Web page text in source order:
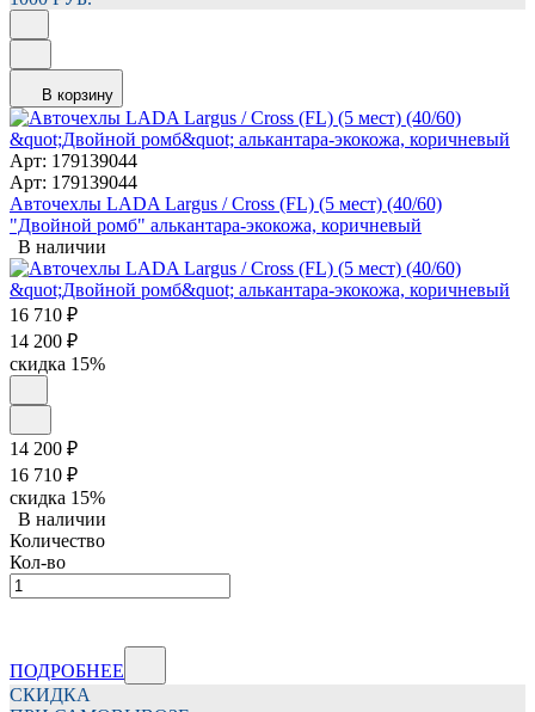
В корзину
Арт: 179139044
Арт: 179139044
Авточехлы LADA Largus / Cross (FL) (5 мест) (40/60)
"Двойной ромб" алькантара-экокожа, коричневый
В наличии
16 710 ₽
14 200 ₽
скидка 15%
14 200 ₽
16 710 ₽
скидка 15%
В наличии
Количество
Кол-во
ПОДРОБНЕЕ
СКИДКА